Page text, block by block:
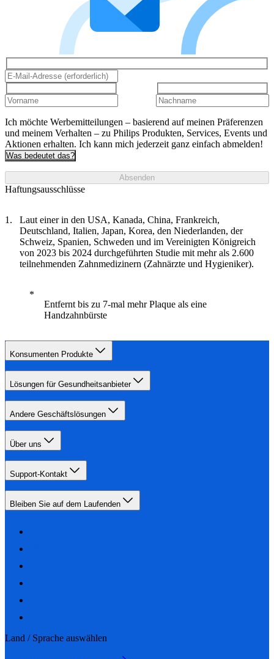
Ich möchte Werbemitteilungen – basierend auf meinen Präferenzen
und meinem Verhalten – zu Philips Produkten, Services, Events und
Aktionen erhalten. Ich kann mich jederzeit ganz einfach abmelden!
Was bedeutet das?
Absenden
Haftungsausschlüsse
Laut einer in den USA, Kanada, China, Frankreich,
Deutschland, Italien, Japan, Korea, den Niederlanden, der
Schweiz, Spanien, Schweden und im Vereinigten Königreich
von 2023 bis 2024 durchgeführten Studie mit mehr als 2.600
teilnehmenden Zahnmedizinern (Zahnärzte und Hygieniker).
Entfernt bis zu 7-mal mehr Plaque als eine
Handzahnbürste
Konsumenten Produkte
Lösungen für Gesundheitsanbieter
Andere Geschäftslösungen
Über uns
Support-Kontakt
Bleiben Sie auf dem Laufenden
Land / Sprache auswählen